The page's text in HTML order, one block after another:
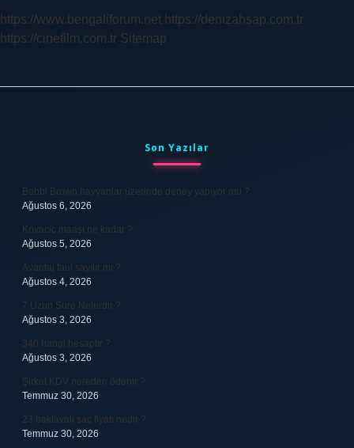
https://www.bengaliforum.net https://denizahsap.com.tr
https://cinefilm.com.tr Sitemap
Son Yazılar
Bobbi Brown hayvanlar üzerinde deney yapıyor mu ?
Ağustos 6, 2026
Kovacic maaşı ne kadar ?
Ağustos 5, 2026
Avantaj faul sayılır mı ?
Ağustos 4, 2026
7 Uzun Sure Nelerdir ?
Ağustos 3, 2026
340 hangi hesaptır ?
Ağustos 3, 2026
Şirket KDV nereden ödenir ?
Temmuz 30, 2026
23 baklavalı sac fiyatı nedir ?
Temmuz 30, 2026